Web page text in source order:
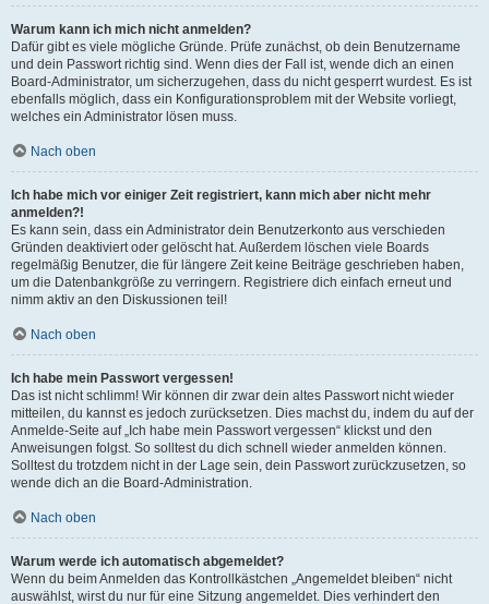
Warum kann ich mich nicht anmelden?
Dafür gibt es viele mögliche Gründe. Prüfe zunächst, ob dein Benutzername
und dein Passwort richtig sind. Wenn dies der Fall ist, wende dich an einen
Board-Administrator, um sicherzugehen, dass du nicht gesperrt wurdest. Es ist
ebenfalls möglich, dass ein Konfigurationsproblem mit der Website vorliegt,
welches ein Administrator lösen muss.
Nach oben
Ich habe mich vor einiger Zeit registriert, kann mich aber nicht mehr
anmelden?!
Es kann sein, dass ein Administrator dein Benutzerkonto aus verschieden
Gründen deaktiviert oder gelöscht hat. Außerdem löschen viele Boards
regelmäßig Benutzer, die für längere Zeit keine Beiträge geschrieben haben,
um die Datenbankgröße zu verringern. Registriere dich einfach erneut und
nimm aktiv an den Diskussionen teil!
Nach oben
Ich habe mein Passwort vergessen!
Das ist nicht schlimm! Wir können dir zwar dein altes Passwort nicht wieder
mitteilen, du kannst es jedoch zurücksetzen. Dies machst du, indem du auf der
Anmelde-Seite auf „Ich habe mein Passwort vergessen“ klickst und den
Anweisungen folgst. So solltest du dich schnell wieder anmelden können.
Solltest du trotzdem nicht in der Lage sein, dein Passwort zurückzusetzen, so
wende dich an die Board-Administration.
Nach oben
Warum werde ich automatisch abgemeldet?
Wenn du beim Anmelden das Kontrollkästchen „Angemeldet bleiben“ nicht
auswählst, wirst du nur für eine Sitzung angemeldet. Dies verhindert den